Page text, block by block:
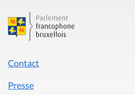
Contact
Presse